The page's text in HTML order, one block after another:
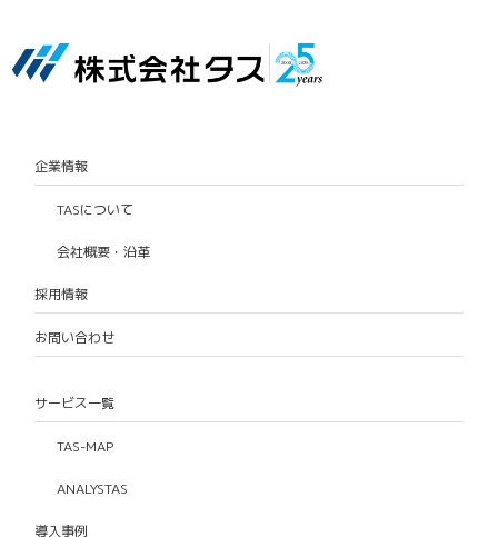
企業情報
TASについて
会社概要・沿革
採用情報
お問い合わせ
サービス一覧
TAS-MAP
ANALYSTAS
導入事例